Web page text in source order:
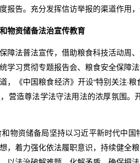
报告。充分发挥信访举报的渠道作用
物资储备法治宣传教育
障法普法宣传，借助粮食科技活动周
学习贯彻专题报告会、粮食安全保障
，《中国粮食经济》开设“特别关注·
营造尊法学法守法用法的浓厚氛围。
物资储备局坚持以习近平新时代中
，着力强化依法履职意识，持续健全